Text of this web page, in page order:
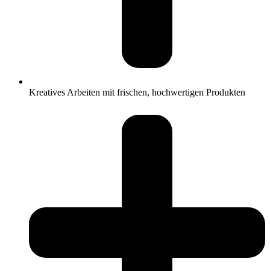
Kreatives Arbeiten mit frischen, hochwertigen Produkten